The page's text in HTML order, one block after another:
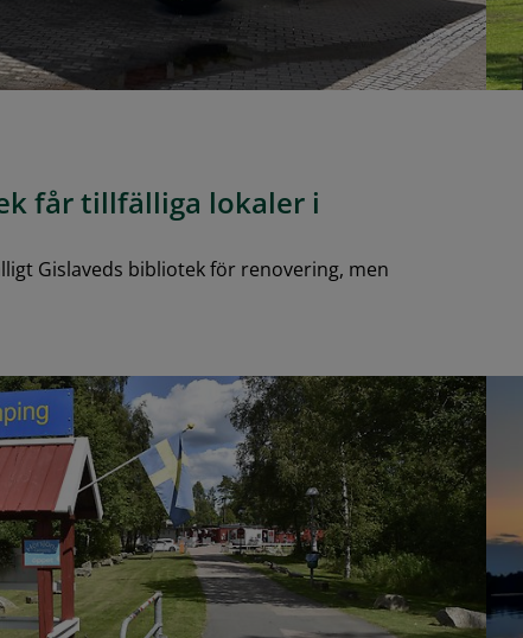
får tillfälliga lokaler i
Gislaveds bibliotek för renovering, men